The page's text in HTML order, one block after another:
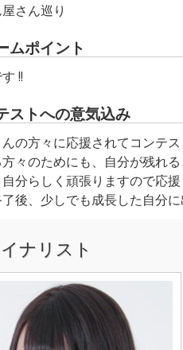
さん巡り
ムポイント
!!
ストへの意気込み
の方々に応援されてコンテ
々のためにも、自分が残れ
分らしく頑張りますので応
後、少しでも成長した自分
ナリスト